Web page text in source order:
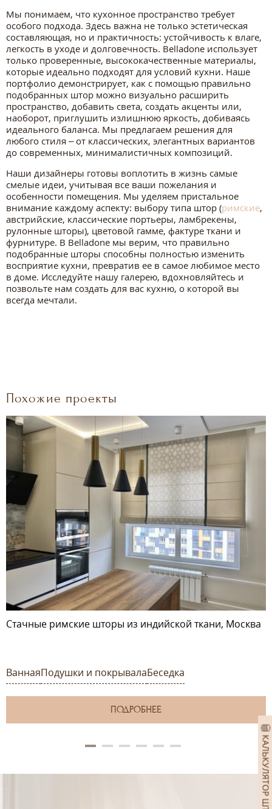
КАЛЬКУЛЯТОР ШТОР
Мы понимаем, что кухонное пространство требует
особого подхода. Здесь важна не только эстетическая
составляющая, но и практичность: устойчивость к влаге,
легкость в уходе и долговечность. Belladone использует
только проверенные, высококачественные материалы,
которые идеально подходят для условий кухни. Наше
портфолио демонстрирует, как с помощью правильно
подобранных штор можно визуально расширить
пространство, добавить света, создать акценты или,
наоборот, приглушить излишнюю яркость, добиваясь
идеального баланса. Мы предлагаем решения для
любого стиля – от классических, элегантных вариантов
до современных, минималистичных композиций.
Наши дизайнеры готовы воплотить в жизнь самые
смелые идеи, учитывая все ваши пожелания и
особенности помещения. Мы уделяем пристальное
внимание каждому аспекту: выбору типа штор (римские,
австрийские, классические портьеры, ламбрекены,
рулонные шторы), цветовой гамме, фактуре ткани и
фурнитуре. В Belladone мы верим, что правильно
подобранные шторы способны полностью изменить
восприятие кухни, превратив ее в самое любимое место
в доме. Исследуйте нашу галерею, вдохновляйтесь и
позвольте нам создать для вас кухню, о которой вы
всегда мечтали.
Похожие проекты
Стачные римские шторы из индийской ткани, Москва
ВаннаяПодушки и покрывалаБеседка
ПОДРОБНЕЕ